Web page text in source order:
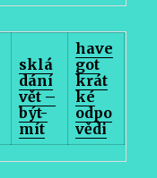
sklá
dání
vět –
být-
mít
have
got
krát
ké
odpo
vědi